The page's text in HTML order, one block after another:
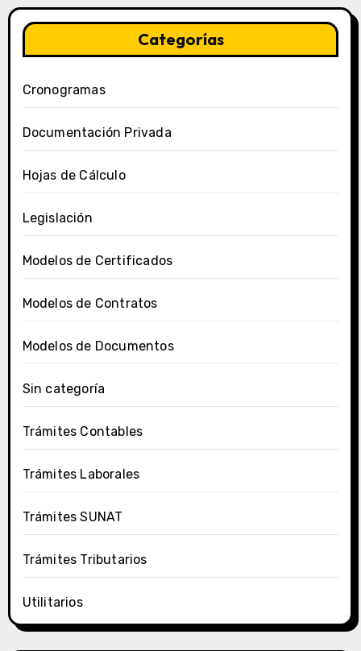
Categorías
Cronogramas
Documentación Privada
Hojas de Cálculo
Legislación
Modelos de Certificados
Modelos de Contratos
Modelos de Documentos
Sin categoría
Trámites Contables
Trámites Laborales
Trámites SUNAT
Trámites Tributarios
Utilitarios